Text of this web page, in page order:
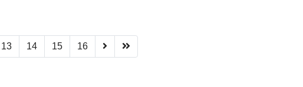
13 14 15 16